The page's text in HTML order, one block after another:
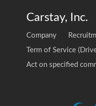
Carstay, Inc.
Company
Term of Service
Act on specified